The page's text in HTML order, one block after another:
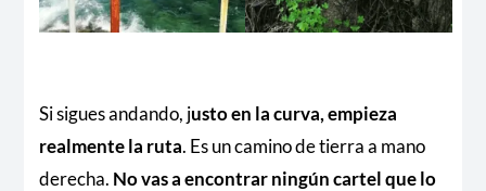
Si sigues andando, justo en la curva, empieza
realmente la ruta. Es un camino de tierra a mano
derecha. No vas a encontrar ningún cartel que lo